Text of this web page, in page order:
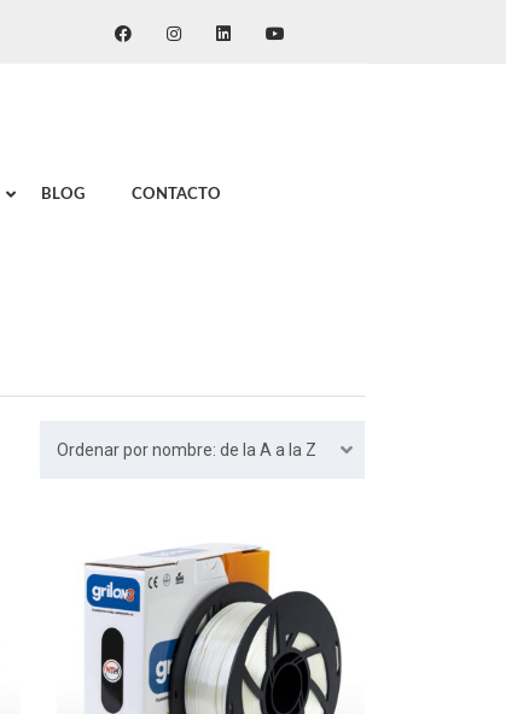
BLOG CONTACTO
Ordenar por nombre: de la A a la Z